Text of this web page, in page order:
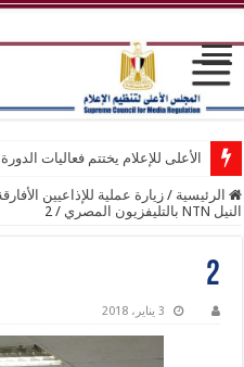
الأعلى للإعلام يختتم فعاليات
الرئيسية / زيارة عملية للإذاعيين
النيل NTN بالتليفزيون المصري
/
2
2
3 يناير، 2018